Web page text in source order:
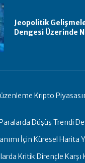
Jeopolitik
Dengesi Üzerinde
Kripto
Düşüş Trendi
İçin Küresel Harita
Kritik Dirençle Karşı